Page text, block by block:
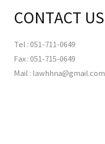
CONTACT US
Tel : 051-711-0649
Fax : 051-715-0649
Mail : lawhhna@gmail.com